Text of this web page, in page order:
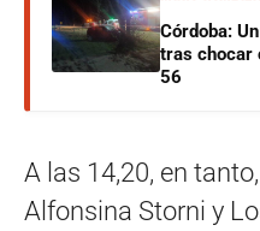
Córdoba:
tras chocar
56
A las 14,20, en
Alfonsina Storni y